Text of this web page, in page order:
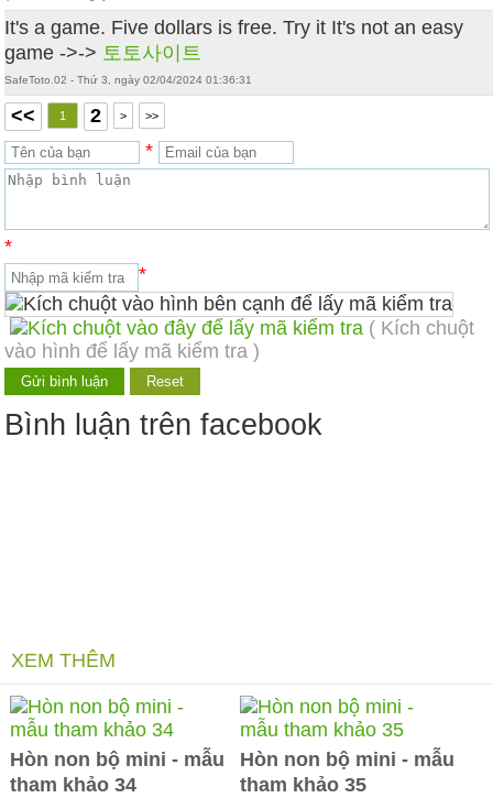
It's a game. Five dollars is free. Try it It's not an easy
game ->-> 토토사이트
SafeToto.02 - Thứ 3, ngày 02/04/2024 01:36:31
<< 1 2 > >>
*
*
*
( Kích chuột
vào hình để lấy mã kiểm tra )
Bình luận trên facebook
XEM THÊM
Hòn non bộ mini - mẫu
tham khảo 34
Hòn non bộ mini - mẫu
tham khảo 35